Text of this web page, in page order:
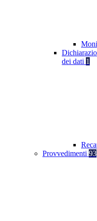
dei dati 1
Provvedimenti 93